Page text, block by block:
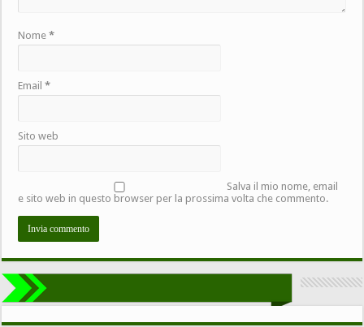
Nome*
Email*
Sito web
Salva il mio nome, email
e sito web in questo browser per la prossima volta che commento.